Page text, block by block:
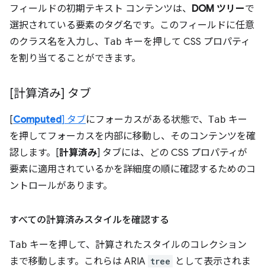
フィールドの初期テキスト コンテンツは、 DOM ツリーで
選択されている要素のタグ名です。このフィールドに任意
のクラス名を入力し、 Tab キーを押して CSS プロパティ
を割り当てることができます。
[計算済み] タブ
[Computed] タブにフォーカスがある状態で、 Tab キー
を押してフォーカスを内部に移動し、そのコンテンツを確
認します。[計算済み] タブには、どの CSS プロパティが
要素に適用されているかを詳細度の順に確認するためのコ
ントロールがあります。
すべての計算済みスタイルを確認する
Tab キーを押して、計算されたスタイルのコレクション
まで移動します。これらは ARIA tree
として表示されま